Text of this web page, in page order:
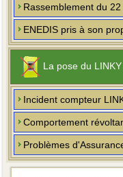
Rassemblement du
ENEDIS pris à son
La pose du LINKY
Incident compteur
Comportement
Problèmes